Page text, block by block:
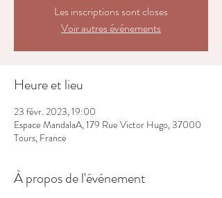
Les inscriptions sont closes
Voir autres événements
Heure et lieu
23 févr. 2023, 19:00
Espace MandalaA, 179 Rue Victor Hugo, 37000
Tours, France
À propos de l'événement